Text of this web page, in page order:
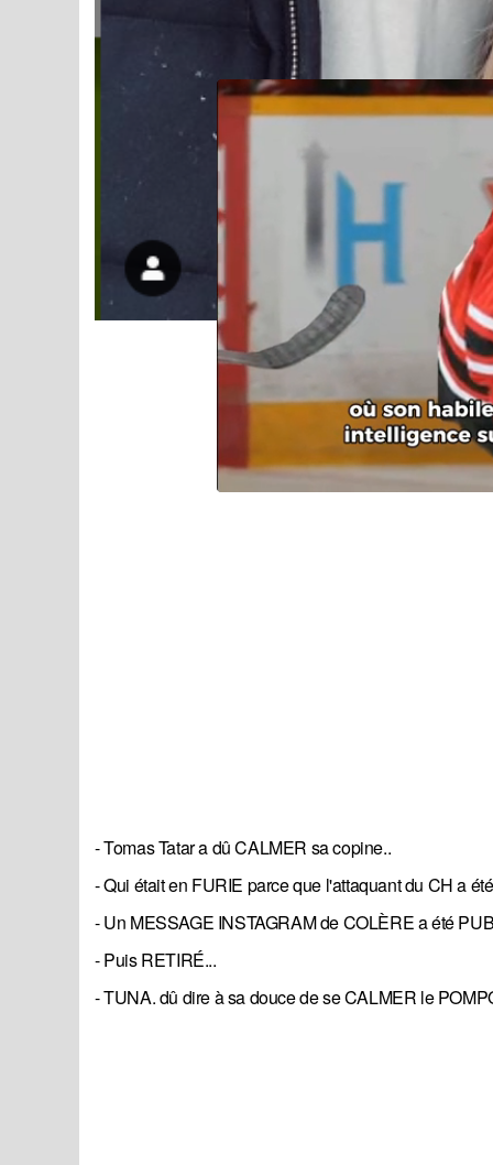
Suivez-nous sur Google News Suivez-nous sur
- Tomas Tatar a dû CALMER sa copine..
- Qui était en FURIE parce que l'attaquant du CH a
- Un MESSAGE INSTAGRAM de COLÈRE a été
- Puis RETIRÉ...
- TUNA. dû dire à sa douce de se CALMER le